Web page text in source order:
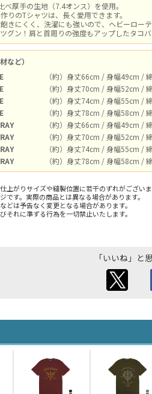
べ厚手の生地（7.4オンス）を使用。
りのTシャツは、長く愛用できます。
きにくく、洗濯にも強いので、ヘビーロー
グン！肩と首周りの強度もアップしたタコ
など）
（約）身丈66cm / 身幅49cm /
（約）身丈70cm / 身幅52cm /
（約）身丈74cm / 身幅55cm /
（約）身丈78cm / 身幅58cm /
（約）身丈66cm / 身幅49cm /
（約）身丈70cm / 身幅52cm /
（約）身丈74cm / 身幅55cm /
（約）身丈78cm / 身幅58cm /
上がりサイズや縫製位置に若干のずれがございま
です。実際の商品とは異なる場合があります。
どは予告なく変更となる場合があります。
それに準ずる行為を一切禁止いたします。
「いいね」と